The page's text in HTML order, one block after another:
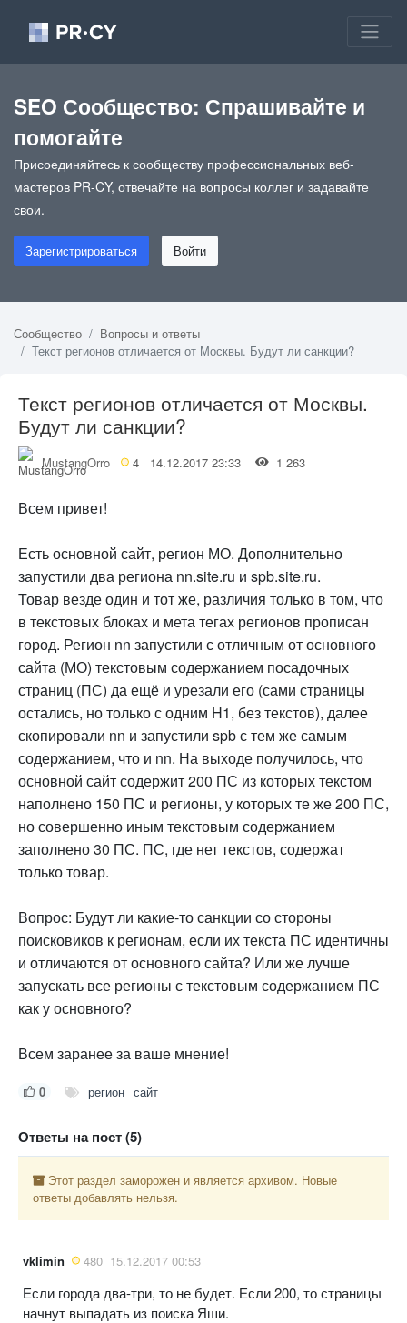
SEO Сообщество: Спрашивайте и
помогайте
Присоединяйтесь к сообществу профессиональных веб-
мастеров PR-CY, отвечайте на вопросы коллег и задавайте
свои.
Зарегистрироваться Войти
Сообщество
Вопросы и ответы
Текст регионов отличается от Москвы. Будут ли санкции?
Текст регионов отличается от Москвы.
Будут ли санкции?
MustangOrro 4 14.12.2017 23:33 1 263
Всем привет!
Есть основной сайт, регион МО. Дополнительно
запустили два региона nn.site.ru и spb.site.ru.
Товар везде один и тот же, различия только в том, что
в текстовых блоках и мета тегах регионов прописан
город. Регион nn запустили с отличным от основного
сайта (МО) текстовым содержанием посадочных
страниц (ПС) да ещё и урезали его (сами страницы
остались, но только с одним H1, без текстов), далее
скопировали nn и запустили spb с тем же самым
содержанием, что и nn. На выходе получилось, что
основной сайт содержит 200 ПС из которых текстом
наполнено 150 ПС и регионы, у которых те же 200 ПС,
но совершенно иным текстовым содержанием
заполнено 30 ПС. ПС, где нет текстов, содержат
только товар.
Вопрос: Будут ли какие-то санкции со стороны
поисковиков к регионам, если их текста ПС идентичны
и отличаются от основного сайта? Или же лучше
запускать все регионы с текстовым содержанием ПС
как у основного?
Всем заранее за ваше мнение!
0 регион сайт
Ответы на пост (5)
Этот раздел заморожен и является архивом. Новые
ответы добавлять нельзя.
vklimin 480 15.12.2017 00:53
Если города два-три, то не будет. Если 200, то страницы
начнут выпадать из поиска Яши.